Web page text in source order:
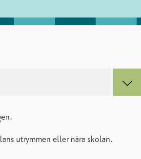
utrymmen eller nära skolan.